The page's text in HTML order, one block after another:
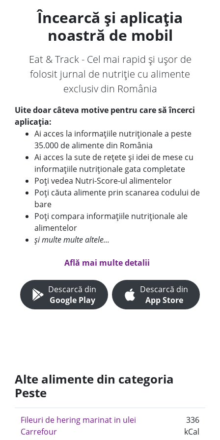
Încearcă și aplicația
noastră de mobil
Eat & Track - Cel mai rapid și ușor de
folosit jurnal de nutriție cu alimente
exclusiv din România
Uite doar câteva motive pentru care să încerci
aplicația:
Ai acces la informațiile nutriționale a peste
35.000 de alimente din România
Ai acces la sute de rețete și idei de mese cu
informațiile nutriționale gata completate
Poți vedea Nutri-Score-ul alimentelor
Poți căuta alimente prin scanarea codului de
bare
Poți compara informațiile nutriționale ale
alimentelor
și multe multe altele...
Află mai multe detalii
Descarcă din
Google Play
Descarcă din
App Store
Alte alimente din categoria
Peste
Fileuri de hering marinat in ulei
Carrefour
336
kCal